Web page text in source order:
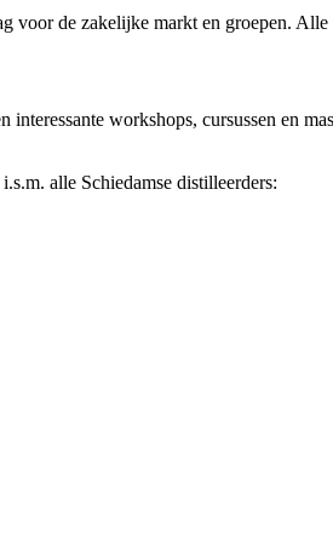
voor de zakelijke markt en groepen.
workshops, cursussen en
alle Schiedamse distilleerders: